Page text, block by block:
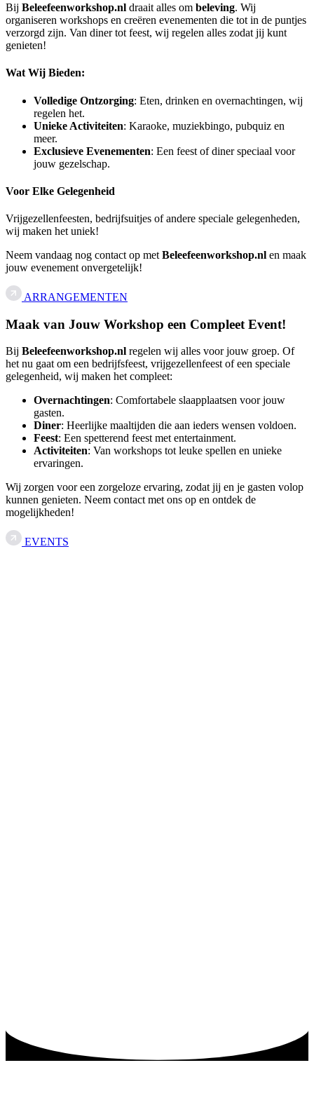
Bij Beleefeenworkshop.nl draait alles om beleving. Wij
organiseren workshops en creëren evenementen die tot in de puntjes
verzorgd zijn. Van diner tot feest, wij regelen alles zodat jij kunt
genieten!
Wat Wij Bieden:
Volledige Ontzorging: Eten, drinken en overnachtingen, wij
regelen het.
Unieke Activiteiten: Karaoke, muziekbingo, pubquiz en
meer.
Exclusieve Evenementen: Een feest of diner speciaal voor
jouw gezelschap.
Voor Elke Gelegenheid
Vrijgezellenfeesten, bedrijfsuitjes of andere speciale gelegenheden,
wij maken het uniek!
Neem vandaag nog contact op met Beleefeenworkshop.nl en maak
jouw evenement onvergetelijk!
ARRANGEMENTEN
Maak van Jouw Workshop een Compleet Event!
Bij Beleefeenworkshop.nl regelen wij alles voor jouw groep. Of
het nu gaat om een bedrijfsfeest, vrijgezellenfeest of een speciale
gelegenheid, wij maken het compleet:
Overnachtingen: Comfortabele slaapplaatsen voor jouw
gasten.
Diner: Heerlijke maaltijden die aan ieders wensen voldoen.
Feest: Een spetterend feest met entertainment.
Activiteiten: Van workshops tot leuke spellen en unieke
ervaringen.
Wij zorgen voor een zorgeloze ervaring, zodat jij en je gasten volop
kunnen genieten. Neem contact met ons op en ontdek de
mogelijkheden!
EVENTS